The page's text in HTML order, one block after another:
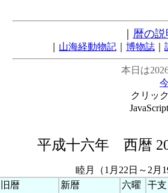
暦の説
山海経動物記 博物誌
本日は
クリッ
平成十六年 西暦
睦月（1月22日～2
旧暦
新暦 六曜
干支